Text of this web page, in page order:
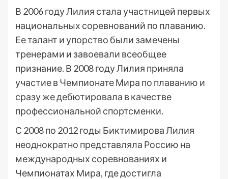
В 2006 году Лилия стала участницей первых
национальных соревнований по плаванию.
Ее талант и упорство были замечены
тренерами и завоевали всеобщее
признание. В 2008 году Лилия приняла
участие в Чемпионате Мира по плаванию и
сразу же дебютировала в качестве
профессиональной спортсменки.
С 2008 по 2012 годы Биктимирова Лилия
неоднократно представляла Россию на
международных соревнованиях и
Чемпионатах Мира, где достигла